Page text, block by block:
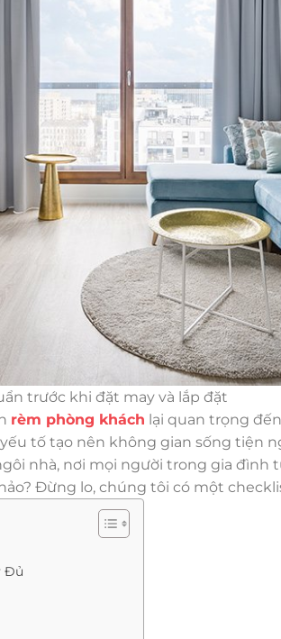
trước khi đặt may và lắp đặt
rèm phòng khách lại quan trọng
tố tạo nên không gian sống tiện
nhà, nơi mọi người trong gia đình
Đừng lo, chúng tôi có một
Đủ